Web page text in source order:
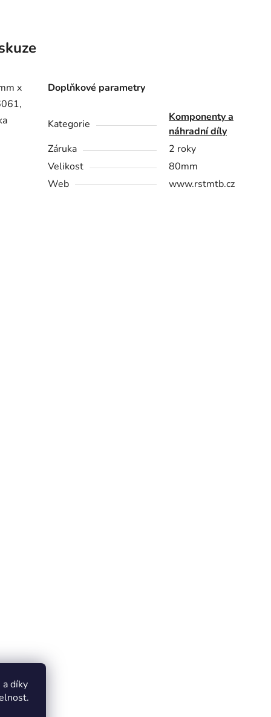
díky
x
Doplňkové parametry
Kategorie
Komponenty a
náhradní díly
Záruka
2 roky
Velikost
80mm
Web
www.rstmtb.cz